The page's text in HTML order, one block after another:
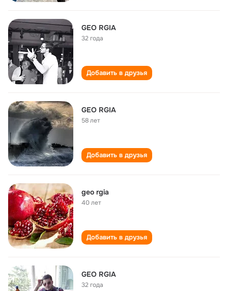
GEO RGIA
32 года
Добавить в друзья
GEO RGIA
58 лет
Добавить в друзья
geo rgia
40 лет
Добавить в друзья
GEO RGIA
32 года